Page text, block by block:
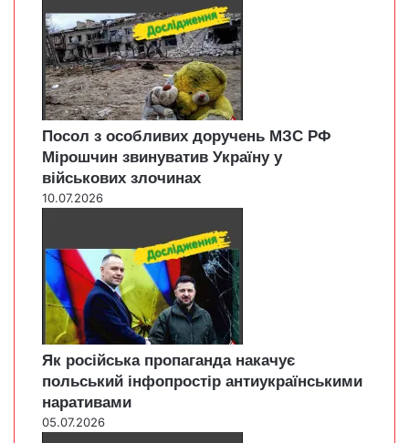
Посол з особливих доручень МЗС РФ
Мірошчин звинуватив Україну у
військових злочинах
10.07.2026
Як російська пропаганда накачує
польський інфопростір антиукраїнськими
наративами
05.07.2026